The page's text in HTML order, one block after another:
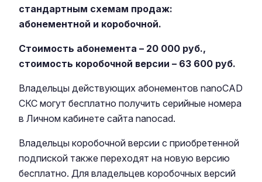
стандартным схемам продаж:
абонементной и коробочной.
Стоимость абонемента – 20 000 руб.,
стоимость коробочной версии – 63 600 руб.
Владельцы действующих абонементов nanoCAD
СКС могут бесплатно получить серийные номера
в Личном кабинете сайта nanocad.
Владельцы коробочной версии с приобретенной
подпиской также переходят на новую версию
бесплатно. Для владельцев коробочных версий